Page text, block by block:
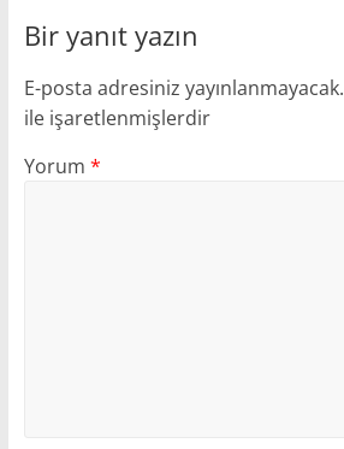
Bir yanıt yazın
E-posta adresiniz yayınlanmayacak.
ile işaretlenmişlerdir
Yorum *